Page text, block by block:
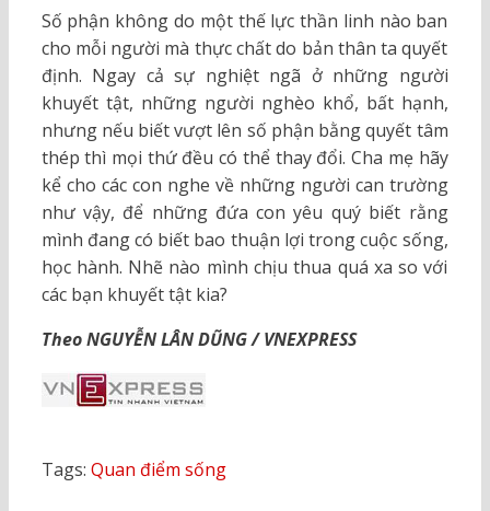
Số phận không do một thế lực thần linh nào ban
cho mỗi người mà thực chất do bản thân ta quyết
định. Ngay cả sự nghiệt ngã ở những người
khuyết tật, những người nghèo khổ, bất hạnh,
nhưng nếu biết vượt lên số phận bằng quyết tâm
thép thì mọi thứ đều có thể thay đổi. Cha mẹ hãy
kể cho các con nghe về những người can trường
như vậy, để những đứa con yêu quý biết rằng
mình đang có biết bao thuận lợi trong cuộc sống,
học hành. Nhẽ nào mình chịu thua quá xa so với
các bạn khuyết tật kia?
Theo NGUYỄN LÂN DŨNG / VNEXPRESS
Tags: Quan điểm sống